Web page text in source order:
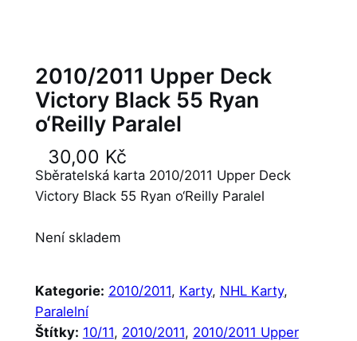
2010/2011 Upper Deck
Victory Black 55 Ryan
o‘Reilly Paralel
30,00 Kč
Sběratelská karta 2010/2011 Upper Deck
Victory Black 55 Ryan o‘Reilly Paralel
Není skladem
Kategorie: 2010/2011, Karty, NHL Karty
Paralelní
Štítky: 10/11, 2010/2011, 2010/2011 Upper